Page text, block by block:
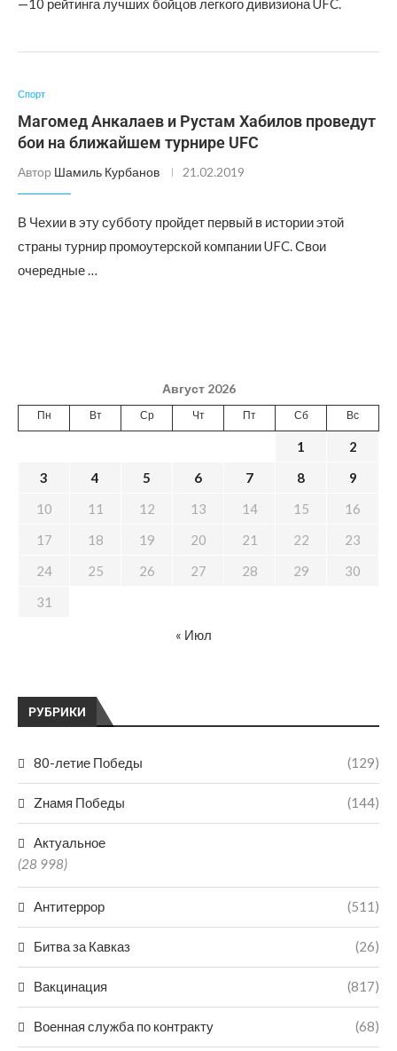
—10 рейтинга лучших бойцов легкого дивизиона UFC.
Спорт
Магомед Анкалаев и Рустам Хабилов проведут
бои на ближайшем турнире UFC
Автор Шамиль Курбанов 21.02.2019
В Чехии в эту субботу пройдет первый в истории этой
страны турнир промоутерской компании UFC. Свои
очередные …
РУБРИКИ
80-летие Победы (129)
Zнамя Победы (144)
Актуальное
(28 998)
Антитеррор (511)
Битва за Кавказ (26)
Вакцинация (817)
Военная служба по контракту (68)
Август 2026
Пн Вт Ср Чт Пт Сб Вс
1
2
3
4 5 6 7 8
9
10
11 12 13 14 15
16
17
18 19 20 21 22
23
24
25 26 27 28 29
30
31
« Июл